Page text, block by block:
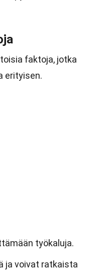
faktoja, jotka
erityisen.
työkaluja.
ja voivat ratkaista